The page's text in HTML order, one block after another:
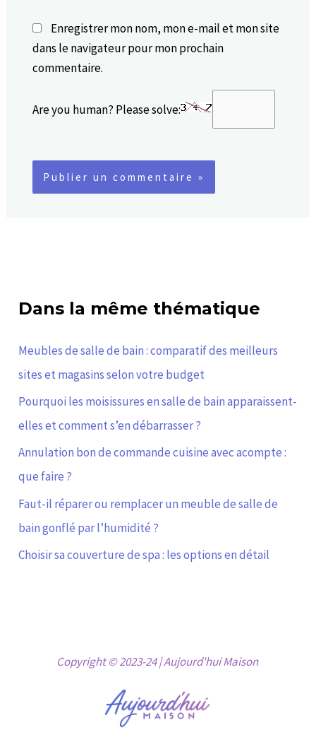
Enregistrer mon nom, mon e-mail et mon site
dans le navigateur pour mon prochain
commentaire.
Are you human? Please solve:
Dans la même thématique
Meubles de salle de bain : comparatif des meilleurs
sites et magasins selon votre budget
Pourquoi les moisissures en salle de bain apparaissent-
elles et comment s’en débarrasser ?
Annulation bon de commande cuisine avec acompte :
que faire ?
Faut-il réparer ou remplacer un meuble de salle de
bain gonflé par l’humidité ?
Choisir sa couverture de spa : les options en détail
Copyright © 2023-24 | Aujourd'hui Maison